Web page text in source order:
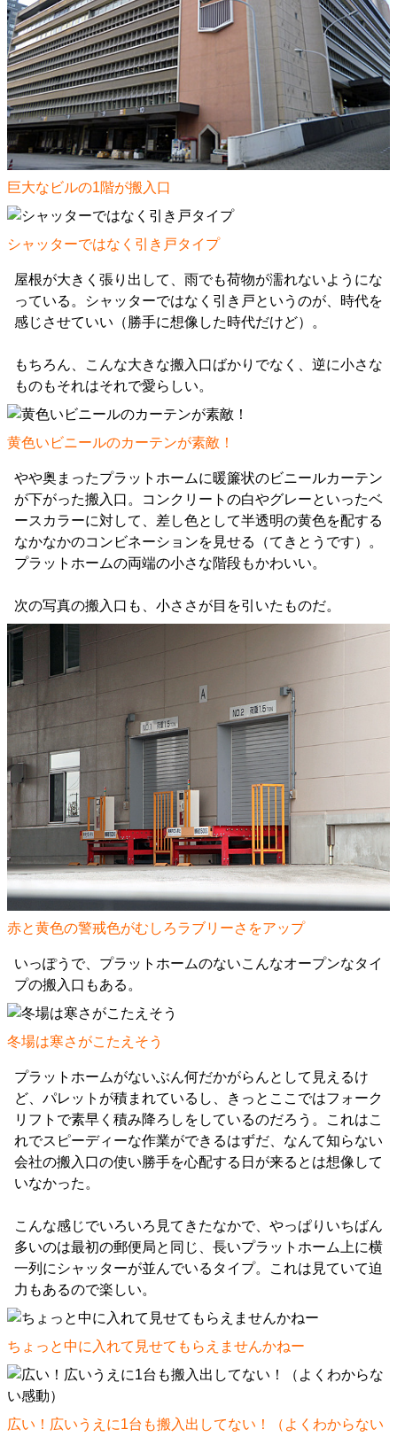
巨大なビルの1階が搬入口
シャッターではなく引き戸タイプ
屋根が大きく張り出して、雨でも荷物が濡れないようにな
っている。シャッターではなく引き戸というのが、時代を
感じさせていい（勝手に想像した時代だけど）。
もちろん、こんな大きな搬入口ばかりでなく、逆に小さな
ものもそれはそれで愛らしい。
黄色いビニールのカーテンが素敵！
やや奥まったプラットホームに暖簾状のビニールカーテン
が下がった搬入口。コンクリートの白やグレーといったベ
ースカラーに対して、差し色として半透明の黄色を配する
なかなかのコンビネーションを見せる（てきとうです）。
プラットホームの両端の小さな階段もかわいい。
次の写真の搬入口も、小ささが目を引いたものだ。
赤と黄色の警戒色がむしろラブリーさをアップ
いっぽうで、プラットホームのないこんなオープンなタイ
プの搬入口もある。
冬場は寒さがこたえそう
プラットホームがないぶん何だかがらんとして見えるけ
ど、パレットが積まれているし、きっとここではフォーク
リフトで素早く積み降ろしをしているのだろう。これはこ
れでスピーディーな作業ができるはずだ、なんて知らない
会社の搬入口の使い勝手を心配する日が来るとは想像して
いなかった。
こんな感じでいろいろ見てきたなかで、やっぱりいちばん
多いのは最初の郵便局と同じ、長いプラットホーム上に横
一列にシャッターが並んでいるタイプ。これは見ていて迫
力もあるので楽しい。
ちょっと中に入れて見せてもらえませんかねー
広い！広いうえに1台も搬入出してない！（よくわからない